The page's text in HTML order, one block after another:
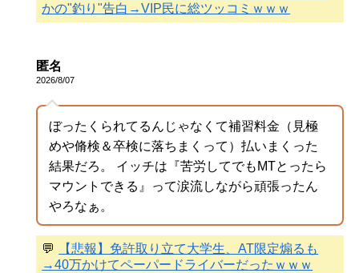
かの"釣り"告白→VIP民に総ツッコミｗｗｗ
匿名
2026/8/07
ぼったくられてるんじゃなくて補習料金（見極
めや脩検＆卒検に落ちまくって）払いまくった
結果だろ。 イッチは『苦労してでもMTとったら
マウントできる』って涙流しながら頑張ったん
やろなぁ。
💬
【悲報】免許取り立て大学生、AT限定煽るも
→40万かけてペーパードライバーだったｗｗｗ